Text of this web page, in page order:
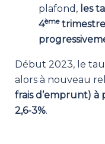
plafond, les
4ème
Début 2023, le
alors à nouveau
frais d’emprunt) à
2,6-3%.